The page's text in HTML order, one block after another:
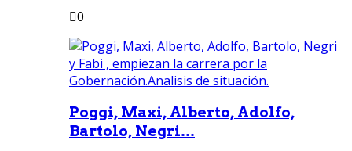
0
Poggi, Maxi, Alberto, Adolfo,
Bartolo, Negri...